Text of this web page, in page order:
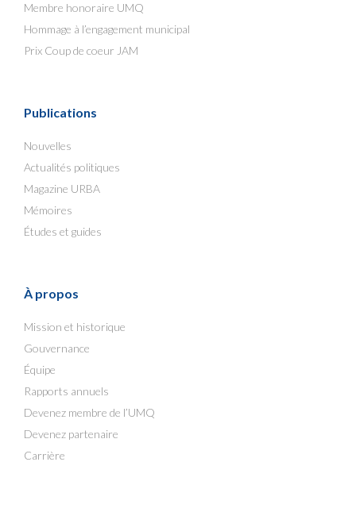
Membre honoraire UMQ
Hommage à l’engagement municipal
Prix Coup de coeur JAM
Publications
Nouvelles
Actualités politiques
Magazine URBA
Mémoires
Études et guides
À propos
Mission et historique
Gouvernance
Équipe
Rapports annuels
Devenez membre de l’UMQ
Devenez partenaire
Carrière